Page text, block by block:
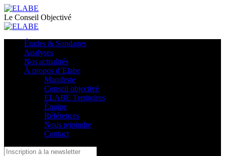
Le Conseil Objectivé
Études & Sondages
Analyses
Nos actualités
À propos d’Elabe
Manifeste
Conseil objectivé
ELABE Territoires
Équipe
Références
Nous rejoindre
Contact